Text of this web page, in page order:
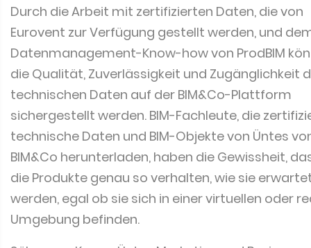
Durch die Arbeit mit zertifizierten Daten, die von
Eurovent zur Verfügung gestellt werden, und
Datenmanagement-Know-how von ProdBIM
die Qualität, Zuverlässigkeit und Zugänglichkeit
technischen Daten auf der BIM&Co-Plattform
sichergestellt werden. BIM-Fachleute, die
technische Daten und BIM-Objekte von Üntes
BIM&Co herunterladen, haben die Gewissheit,
die Produkte genau so verhalten, wie sie
werden, egal ob sie sich in einer virtuellen oder
Umgebung befinden.